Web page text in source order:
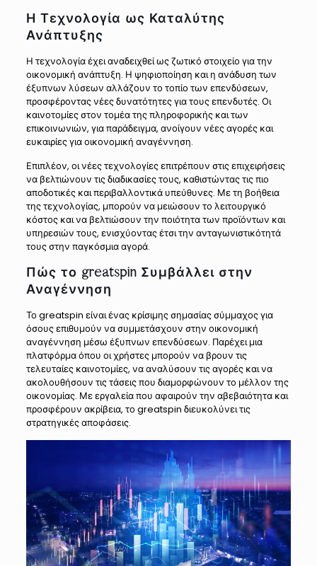
Η Τεχνολογία ως Καταλύτης
Ανάπτυξης
Η τεχνολογία έχει αναδειχθεί ως ζωτικό στοιχείο για την
οικονομική ανάπτυξη. Η ψηφιοποίηση και η ανάδυση των
έξυπνων λύσεων αλλάζουν το τοπίο των επενδύσεων,
προσφέροντας νέες δυνατότητες για τους επενδυτές. Οι
καινοτομίες στον τομέα της πληροφορικής και των
επικοινωνιών, για παράδειγμα, ανοίγουν νέες αγορές και
ευκαιρίες για οικονομική αναγέννηση.
Επιπλέον, οι νέες τεχνολογίες επιτρέπουν στις επιχειρήσεις
να βελτιώνουν τις διαδικασίες τους, καθιστώντας τις πιο
αποδοτικές και περιβαλλοντικά υπεύθυνες. Με τη βοήθεια
της τεχνολογίας, μπορούν να μειώσουν το λειτουργικό
κόστος και να βελτιώσουν την ποιότητα των προϊόντων και
υπηρεσιών τους, ενισχύοντας έτσι την ανταγωνιστικότητά
τους στην παγκόσμια αγορά.
Πώς το greatspin Συμβάλλει στην
Αναγέννηση
Το greatspin είναι ένας κρίσιμης σημασίας σύμμαχος για
όσους επιθυμούν να συμμετάσχουν στην οικονομική
αναγέννηση μέσω έξυπνων επενδύσεων. Παρέχει μια
πλατφόρμα όπου οι χρήστες μπορούν να βρουν τις
τελευταίες καινοτομίες, να αναλύσουν τις αγορές και να
ακολουθήσουν τις τάσεις που διαμορφώνουν το μέλλον της
οικονομίας. Με εργαλεία που αφαιρούν την αβεβαιότητα και
προσφέρουν ακρίβεια, το greatspin διευκολύνει τις
στρατηγικές αποφάσεις.